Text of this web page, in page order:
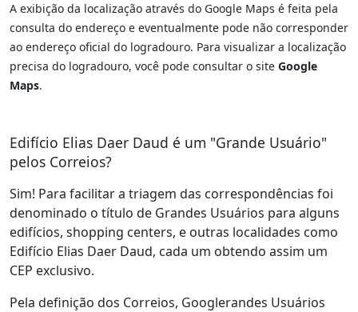
A exibição da localização através do Google Maps é feita pela
consulta do endereço e eventualmente pode não corresponder
ao endereço oficial do logradouro. Para visualizar a localização
precisa do logradouro, você pode consultar o site Google
Maps.
Edifício Elias Daer Daud é um "Grande Usuário"
pelos Correios?
Sim! Para facilitar a triagem das correspondências foi
denominado o título de Grandes Usuários para alguns
edifícios, shopping centers, e outras localidades como
Edifício Elias Daer Daud, cada um obtendo assim um
CEP exclusivo.
Pela definição dos Correios, Googlerandes Usuários